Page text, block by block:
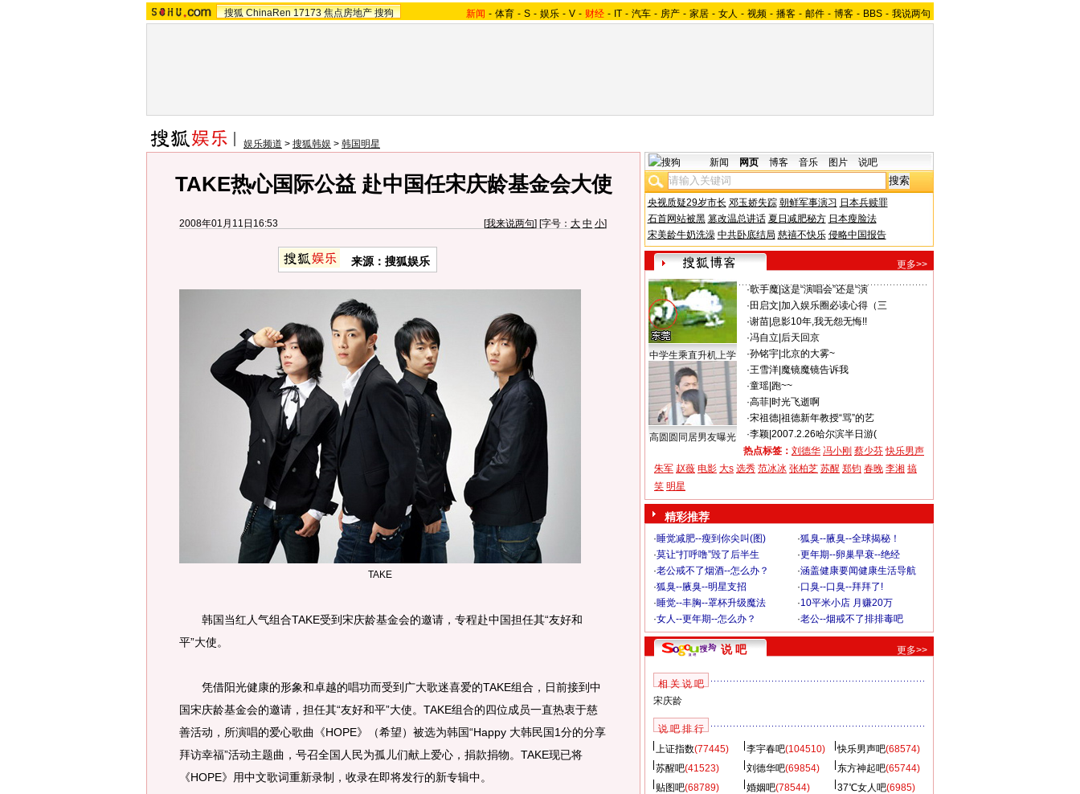
搜狐 ChinaRen 17173 焦点房地产 搜狗 新闻 - 体育 - S - 娱乐 - V - 财经 - IT - 汽车 - 房产 - 家居 - 女人 - 视频 - 播客 - 邮件 - 博客 - BBS - 我说两句
娱乐频道 > 搜狐韩娱 > 韩国明星
TAKE热心国际公益 赴中国任宋庆龄基金会大使
2008年01月11日16:53 [我来说两句] [字号： 大 中 小]
来源：搜狐娱乐
TAKE
韩国当红人气组合TAKE受到宋庆龄基金会的邀请，专程赴中国担任其“友好和
平”大使。
凭借阳光健康的形象和卓越的唱功而受到广大歌迷喜爱的TAKE组合，日前接到中
国宋庆龄基金会的邀请，担任其“友好和平”大使。TAKE组合的四位成员一直热衷于慈
善活动，所演唱的爱心歌曲《HOPE》（希望）被选为韩国“Happy 大韩民国1分的分享
拜访幸福”活动主题曲，号召全国人民为孤儿们献上爱心，捐款捐物。TAKE现已将
《HOPE》用中文歌词重新录制，收录在即将发行的新专辑中。
新闻 网页 博客 音乐 图片 说吧
央视质疑29岁市长 邓玉娇失踪 朝鲜军事演习 日本兵赎罪
石首网站被黑 篡改温总讲话 夏日减肥秘方 日本瘦脸法
宋美龄牛奶洗澡 中共卧底结局 慈禧不快乐 侵略中国报告
更多>>
中学生乘直升机上学
高圆圆同居男友曝光
·歌手魔| 这是“演唱会”还是“演
· 田启文 加入娱乐圈必读心得（三
·谢苗| 息影10年,我无怨无悔!!
·冯自立 后天回京
·孙铭宇| 北京的大雾~
·王雪洋| 魔镜魔镜告诉我
·童瑶| 跑~~
·高菲| 时光飞逝啊
·宋祖德| 祖德新年教授“骂”的艺
·李颖| 2007.2.26哈尔滨半日游(
热点标签： 刘德华 冯小刚 蔡少芬 快乐男声
朱军 赵薇 电影 大s 选秀 范冰冰 张柏芝 苏醒 郑钧 春晚 李湘 搞
笑 明星
精彩推荐
·睡觉减肥--瘦到你尖叫(图) ·狐臭--腋臭--全球揭秘！
·莫让“打呼噜”毁了后半生 ·更年期--卵巢早衰--绝经
·老公戒不了烟酒--怎么办？ ·涵盖健康要闻健康生活导航
·狐臭--腋臭--明星支招 ·口臭--口臭--拜拜了!
·睡觉--丰胸--罩杯升级魔法 ·10平米小店 月赚20万
·女人--更年期--怎么办？ ·老公--烟戒不了排排毒吧
说 吧 更多>>
相 关 说 吧
宋庆龄
说 吧 排 行
上证指数(77445) 李宇春吧(104510) 快乐男声吧(68574)
苏醒吧(41523) 刘德华吧(69854) 东方神起吧(65744)
贴图吧(68789) 婚姻吧(78544) 37℃女人吧(6985)